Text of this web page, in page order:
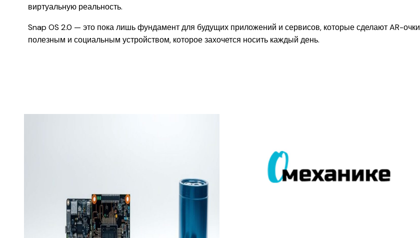
виртуальную реальность.
Snap OS 2.0 — это пока лишь фундамент для будущих приложений и сервисов, которые сделают AR-очки
полезным и социальным устройством, которое захочется носить каждый день.